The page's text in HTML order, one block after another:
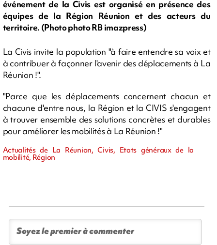
événement de la Civis est organisé en présence des
équipes de la Région Réunion et des acteurs du
territoire. (Photo photo RB imazpress)
La Civis invite la population "à faire entendre sa voix et
à contribuer à façonner l'avenir des déplacements à La
Réunion !".
"Parce que les déplacements concernent chacun et
chacune d'entre nous, la Région et la CIVIS s'engagent
à trouver ensemble des solutions concrètes et durables
pour améliorer les mobilités à La Réunion !"
Actualités de La Réunion, Civis, Etats généraux de la
mobilité, Région